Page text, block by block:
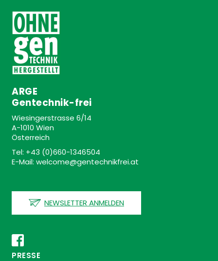
ARGE
Gentechnik-frei
Wiesingerstrasse 6/14
A-1010 Wien
Österreich
Tel: +43 (0)660-1346504
E-Mail: welcome@gentechnikfrei.at
NEWSLETTER ANMELDEN
PRESSE